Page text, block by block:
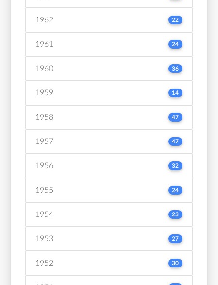
1962 22
1961 24
1960 36
1959 14
1958 47
1957 47
1956 32
1955 24
1954 23
1953 27
1952 30